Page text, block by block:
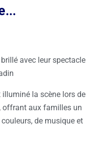
avec leur spectacle
illuminé la scène lors de
offrant aux familles un
de musique et